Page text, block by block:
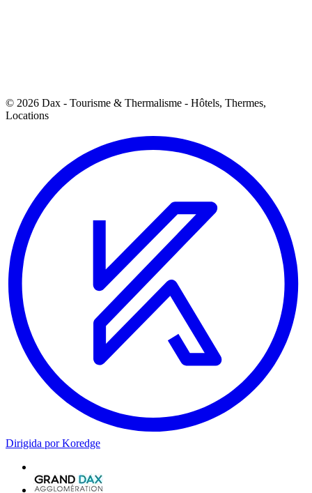
© 2026 Dax - Tourisme & Thermalisme - Hôtels, Thermes,
Locations
Dirigida por Koredge